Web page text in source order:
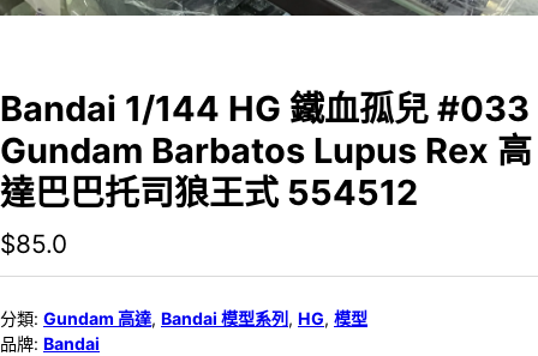
Bandai 1/144 HG 鐵血孤兒 #033
Gundam Barbatos Lupus Rex 高
達巴巴托司狼王式 554512
$85.0
分類: Gundam 高達, Bandai 模型系列 , HG, 模型
品牌: Bandai